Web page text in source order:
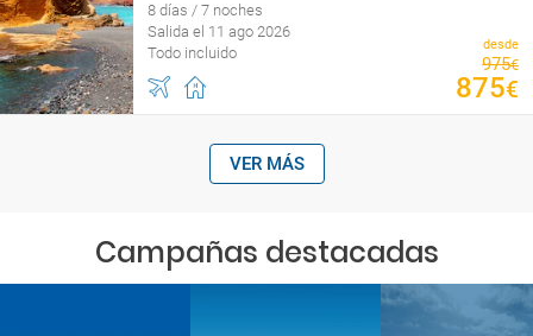
8 días / 7 noches
Salida el 11 ago 2026
Todo incluido
desde
975€
875€
VER MÁS
Campañas destacadas